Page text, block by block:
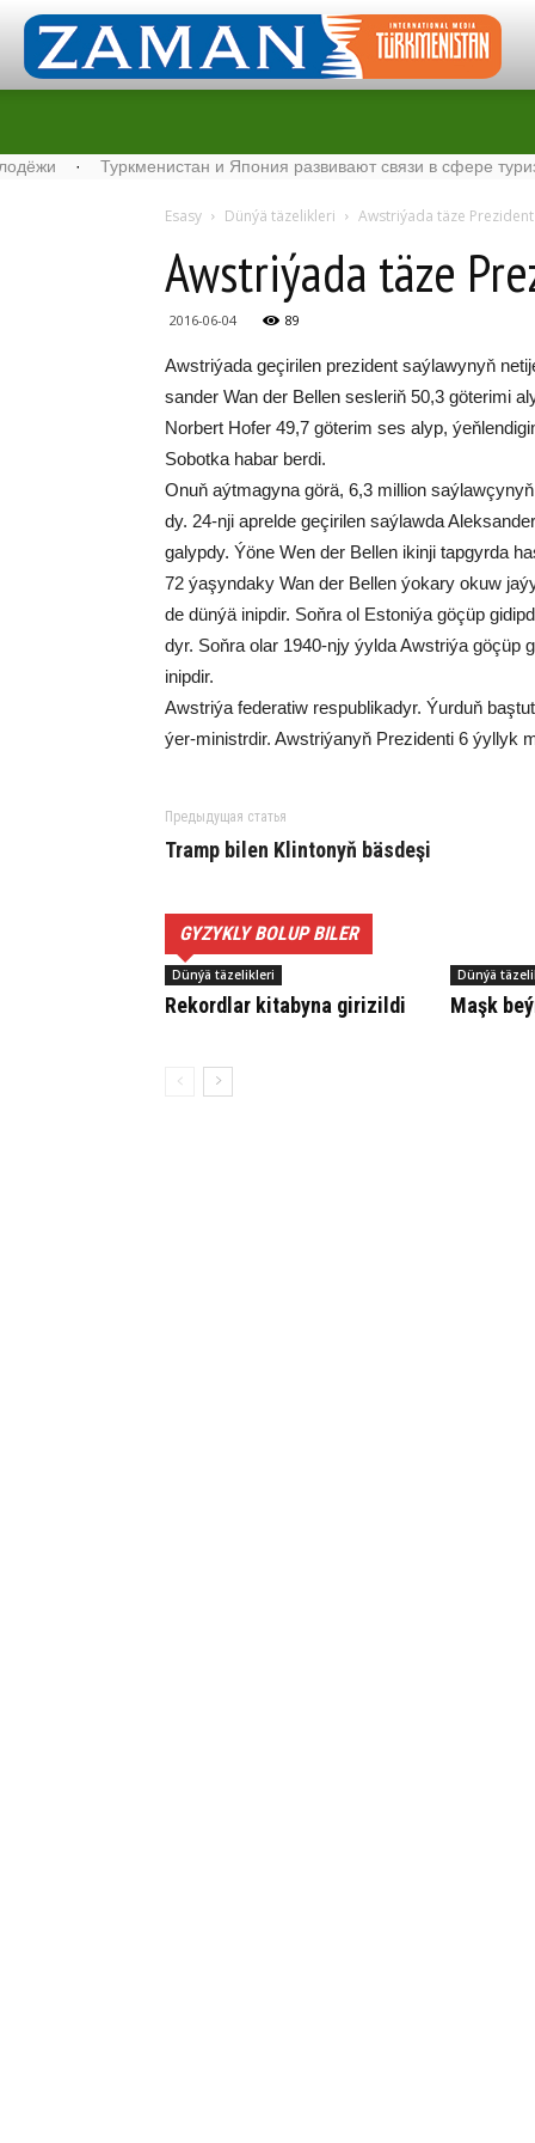
· Туркменистан и Япония развивают связи в сфере туризма ·
Esasy Dünýä täzelikleri Awst­ri­ýa­da tä­ze
Awst­ri­ýa­da tä­ze
2016-06-04 89
Awst­ri­ýa­da ge­çi­ri­len pre­zi­dent saý­la­wy­nyň
san­der Wan der Bel­len ses­le­riň 50,3 gö­te­ri­mi
Nor­bert Ho­fer 49,7 gö­te­rim ses alyp,
So­bot­ka ha­bar ber­di.
Onuň aýt­ma­gy­na gö­rä, 6,3 mil­li­on
dy. 24-nji ap­rel­de ge­çi­ri­len saý­law­da
ga­lyp­dy. Ýö­ne Wen der Bel­len ikin­ji tap­gyr­da
72 ýa­şyn­da­ky Wan der Bel­len ýo­ka­ry okuw
de dün­ýä inip­dir. Soň­ra ol Es­to­ni­ýa gö­çüp
dyr. Soň­ra olar 1940-njy ýyl­da Awst­ri­ýa gö­çüp
inip­dir.
Awst­ri­ýa fe­de­ra­tiw res­pub­li­ka­dyr. Ýur­duň
ýer-mi­nistr­dir. Awst­ri­ýa­nyň Pre­zi­den­ti 6 ýyl­lyk
Предыдущая статья
Tramp bi­len Klin­to­nyň bäs­deşi
GYZYKLY BOLUP BILER
Dünýä täzelikleri
Re­kord­lar ki­ta­by­na gi­ri­zil­di
Dünýä
Maşk